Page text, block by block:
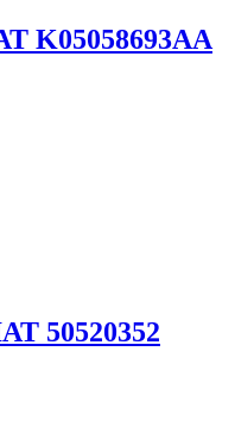
K05058693AA
50520352